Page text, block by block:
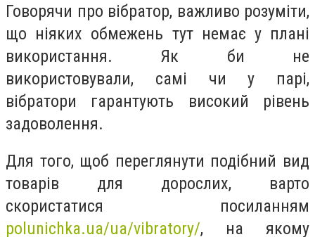
Говорячи про вібратор, важливо розуміти,
що ніяких обмежень тут немає у плані
використання. Як би не
використовували, самі чи у парі,
вібратори гарантують високий рівень
задоволення.
Для того, щоб переглянути подібний вид
товарів для дорослих, варто
скористатися посиланням
polunichka.ua/ua/vibratory/, на якому